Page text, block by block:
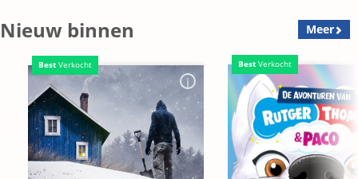
Nieuw binnen Meer
Best Verkocht Best Verkocht